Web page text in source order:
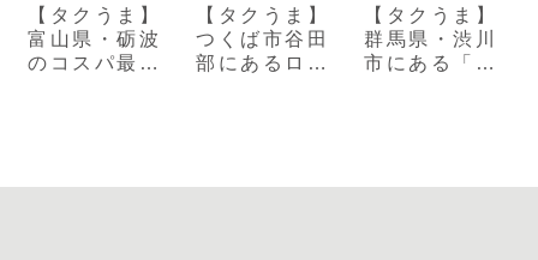
【タクうま】
富山県・砺波
のコスパ最強
【タクうま】
つくば市谷田
部にあるロリ
【タクうま】
群馬県・渋川
市にある「水